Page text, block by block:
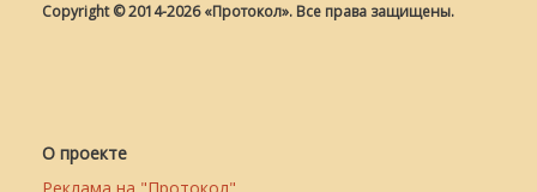
Copyright © 2014-2026 «Протокол». Все права защищены.
О проекте